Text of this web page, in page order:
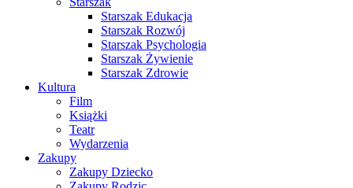
Starszak Edukacja
Starszak Rozwój
Starszak Psychologia
Starszak Żywienie
Starszak Zdrowie
Kultura
Film
Książki
Teatr
Wydarzenia
Zakupy
Zakupy Dziecko